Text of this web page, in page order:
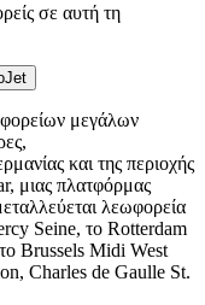
σε αυτή τη
μεγάλων
και της περιοχής
μιας πλατφόρμας
λεωφορεία
Seine, το Rotterdam
Brussels Midi West
Charles de Gaulle St.